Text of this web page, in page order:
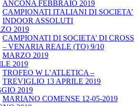
ANCONA FEBBRAIO 2019
CAMPIONATI ITALIANI DI SOCIETA’
INDOOR ASSOLUTI
2019
CAMPIONATI DI SOCIETA’ DI CROSS
– VENARIA REALE (TO) 9/10
MARZO 2019
2019
TROFEO W L’ATLETICA –
TREVIGLIO 13 APRILE 2019
2019
MARIANO COMENSE 12-05-2019